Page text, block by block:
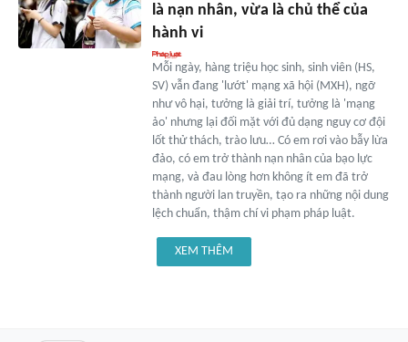
là nạn nhân, vừa là chủ thể của
hành vi
Mỗi ngày, hàng triệu học sinh, sinh viên (HS,
SV) vẫn đang 'lướt' mạng xã hội (MXH), ngỡ
như vô hại, tưởng là giải trí, tưởng là 'mạng
ảo' nhưng lại đối mặt với đủ dạng nguy cơ đội
lốt thử thách, trào lưu… Có em rơi vào bẫy lừa
đảo, có em trở thành nạn nhân của bạo lực
mạng, và đau lòng hơn không ít em đã trở
thành người lan truyền, tạo ra những nội dung
lệch chuẩn, thậm chí vi phạm pháp luật.
XEM THÊM